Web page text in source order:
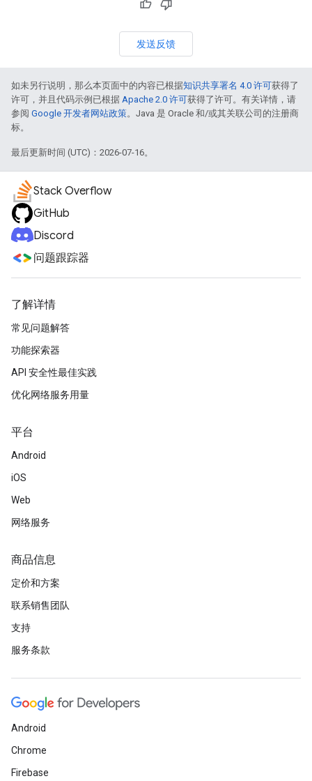
发送反馈
如未另行说明，那么本页面中的内容已根据知识共享署名 4.0 许可获得了
许可，并且代码示例已根据 Apache 2.0 许可获得了许可。有关详情，请
参阅 Google 开发者网站政策。Java 是 Oracle 和/或其关联公司的注册商
标。
最后更新时间 (UTC)：2026-07-16。
Stack Overflow
GitHub
Discord
问题跟踪器
了解详情
常见问题解答
功能探索器
API 安全性最佳实践
优化网络服务用量
平台
Android
iOS
Web
网络服务
商品信息
定价和方案
联系销售团队
支持
服务条款
Android
Chrome
Firebase